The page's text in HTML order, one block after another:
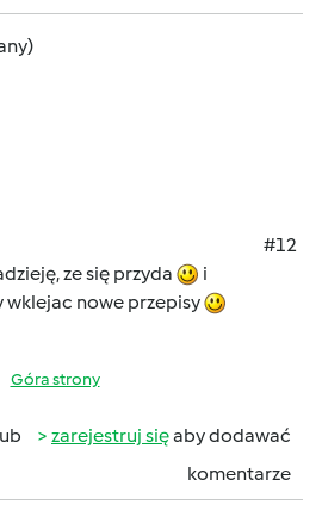
#12
ze się przyda
i
wklejac nowe przepisy
Góra strony
zarejestruj sięaby dodawać
komentarze